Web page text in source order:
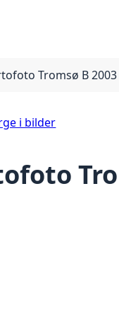
Tromsø B 2003
i bilder